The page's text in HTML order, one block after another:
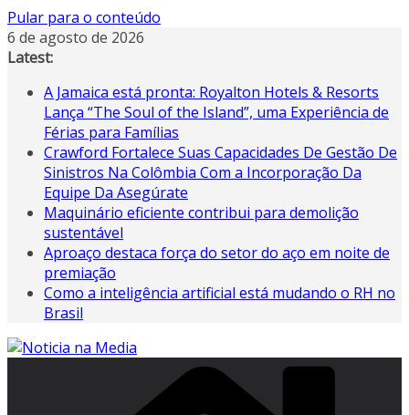
Pular para o conteúdo
6 de agosto de 2026
Latest:
A Jamaica está pronta: Royalton Hotels & Resorts
Lança “The Soul of the Island”, uma Experiência de
Férias para Famílias
Crawford Fortalece Suas Capacidades De Gestão De
Sinistros Na Colômbia Com a Incorporação Da
Equipe Da Asegúrate
Maquinário eficiente contribui para demolição
sustentável
Aproaço destaca força do setor do aço em noite de
premiação
Como a inteligência artificial está mudando o RH no
Brasil